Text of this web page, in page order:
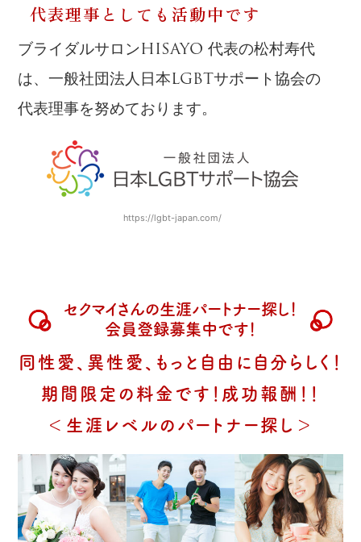
代表理事としても活動中です
ブライダルサロンHISAYO 代表の松村寿代
は、一般社団法人日本LGBTサポート協会の
代表理事を努めております。
https://lgbt-japan.com/
セクマイさんの生涯パートナー探し！
会員登録募集中です！
同性愛、異性愛、もっと自由に自分らしく！
期間限定の料金です！成功報酬！！
＜生涯レベルのパートナー探し＞